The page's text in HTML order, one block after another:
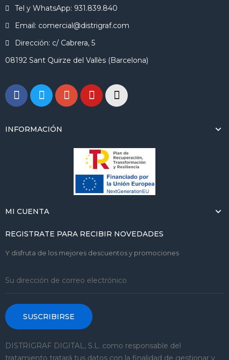
Tel y WhatsApp: 931.839.840
Email: comercial@distrigraf.com
Dirección: c/ Cabrera, 5
08192 Sant Quirze del Vallès (Barcelona)
INFORMACIÓN
MI CUENTA
REGISTRATE PARA RECIBIR NOVEDADES
Y disfruta de los mejores descuentos y promociones
SUSCRIBIRSE
DISTRIGRAF DIGITAL, S.L. como responsable del
tratamiento tratará tus datos con la finalidad de gestionar y